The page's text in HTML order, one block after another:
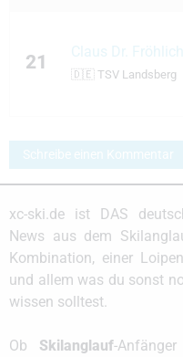
21 Claus Dr. Fröhlich
🇩🇪 TSV Landsberg
Schreibe einen Kommentar
xc-ski.de ist DAS
News aus dem
Kombination, einer
und allem was du sonst
wissen solltest.
Ob Skilanglauf-